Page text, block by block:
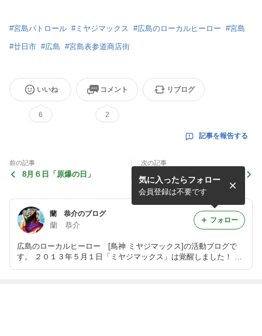
#宮島パトロール #ミヤジマックス #広島のローカルヒーロー #宮島
#廿日市 #広島 #宮島表参道商店街
いいね
6
コメント
2
リブログ
記事を報告する
前の記事
8月６日「原爆の日」
次の記事
7月28日「第43回宮島パトロ
ール」開催いたします！
蘭 恭介のブログ
蘭 恭介
広島のローカルヒーロー [鳥神 ミヤジマックス]の活動ブログで
す。 ２０１３年５月１日「ミヤジマックス」は覚醒しました！ こ
気に入ったらフォロー
会員登録は不要です
フォロー